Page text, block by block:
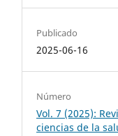
Publicado
2025-06-16
Número
Vol. 7 (2025):
ciencias de la